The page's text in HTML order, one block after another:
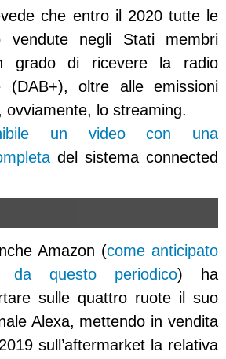
che entro il 2020 tutte le
vendute negli Stati membri
grado di ricevere la radio
(DAB+), oltre alle emissioni
ovviamente, lo streaming.
un video con una
del sistema connected
Amazon (come anticipato
da questo periodico) ha
sulle quattro ruote il suo
Alexa, mettendo in vendita
sull’aftermarket la relativa